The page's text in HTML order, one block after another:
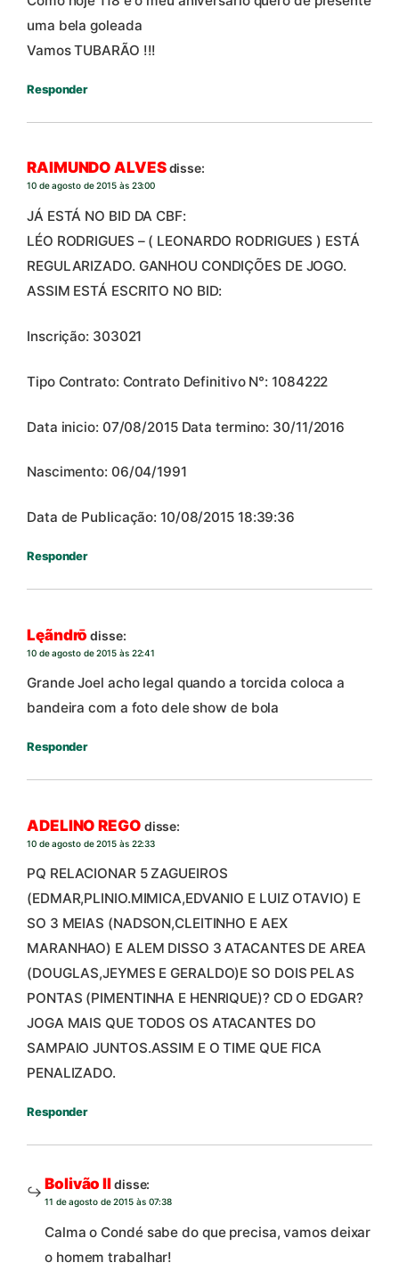
uma bela goleada
Vamos TUBARÃO !!!
Responder
RAIMUNDO ALVESdisse:
10 de agosto de 2015 às 23:00
JÁ ESTÁ NO BID DA CBF:
LÉO RODRIGUES – ( LEONARDO RODRIGUES ) ESTÁ
REGULARIZADO. GANHOU CONDIÇÕES DE JOGO.
ASSIM ESTÁ ESCRITO NO BID:
Inscrição: 303021
Tipo Contrato: Contrato Definitivo N°: 1084222
Data inicio: 07/08/2015 Data termino: 30/11/2016
Nascimento: 06/04/1991
Data de Publicação: 10/08/2015 18:39:36
Responder
Lęãndrō disse:
10 de agosto de 2015 às 22:41
Grande Joel acho legal quando a torcida coloca a
bandeira com a foto dele show de bola
Responder
ADELINO REGO disse:
10 de agosto de 2015 às 22:33
PQ RELACIONAR 5 ZAGUEIROS
(EDMAR,PLINIO.MIMICA,EDVANIO E LUIZ OTAVIO) E
SO 3 MEIAS (NADSON,CLEITINHO E AEX
MARANHAO) E ALEM DISSO 3 ATACANTES DE AREA
(DOUGLAS,JEYMES E GERALDO)E SO DOIS PELAS
PONTAS (PIMENTINHA E HENRIQUE)? CD O EDGAR?
JOGA MAIS QUE TODOS OS ATACANTES DO
SAMPAIO JUNTOS.ASSIM E O TIME QUE FICA
PENALIZADO.
Responder
Bolivão IIdisse:
11 de agosto de 2015 às 07:38
Calma o Condé sabe do que precisa, vamos deixar
o homem trabalhar!